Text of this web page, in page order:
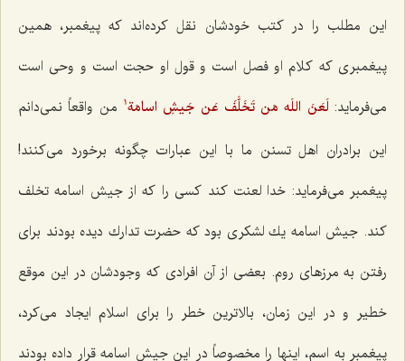
این مطلب را در كتب خودشان نقل كرده‌اند كه پیغمبر، همین
پیغمبری كه كلام او فصل است و قول او حجت است و وحی است
می‌فرماید: لَعَنَ اللَه مَن تَخَلَّفَ عَن جَیشِ اسامَة1
من واقعاً نمی‌دانم
این برادران اهل تسنن ما با این عبارات چگونه برخورد می‌كنند!
پیغمبر می‌فرماید: خدا لعنت كند كسی را كه از جیش اسامه تخلف
كند. جیش اسامه یك لشكری بود كه حضرت تدارك دیده بودند برای
رفتن به مرزهای روم. بعضی از آن افرادی كه وجودشان در این موقع
خطیر و در این زمان، بالاترین خطر را برای اسلام ایجاد می‌كرد،
پیغمبر به اسم، اینها را مخصوصاً در این جیش اسامه قرار داده بودند